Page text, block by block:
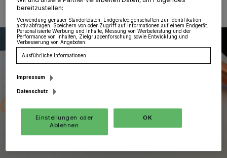
bereitzustellen:
Verwendung genauer Standortdaten. Endgeräteeigenschaften zur Identifikation
aktiv abfragen. Speichern von oder Zugriff auf Informationen auf einem Endgerät.
Personalisierte Werbung und Inhalte, Messung von Werbeleistung und der
Performance von Inhalten, Zielgruppenforschung sowie Entwicklung und
Verbesserung von Angeboten.
Ausführliche Informationen
Impressum
Datenschutz
Einstellungen oder
Ablehnen
OK